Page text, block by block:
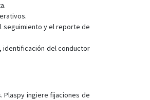
seguimiento y el reporte de
identificación del conductor
Plaspy ingiere fijaciones de